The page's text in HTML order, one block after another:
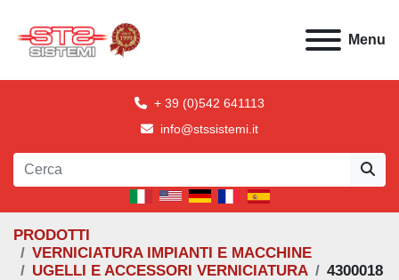
Menu
+ 39 (0)542 641113
info@stssistemi.it
PRODOTTI
VERNICIATURA IMPIANTI E MACCHINE
UGELLI E ACCESSORI VERNICIATURA
4300018